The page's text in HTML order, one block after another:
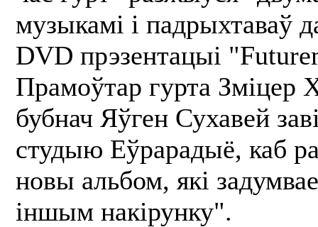
музыкамі і падрыхтаваў
DVD прэзентацыі
Прамоўтар гурта Зміцер
бубнач Яўген Сухавей
студыю Еўрарадыё, каб
новы альбом, які
іншым накірунку".